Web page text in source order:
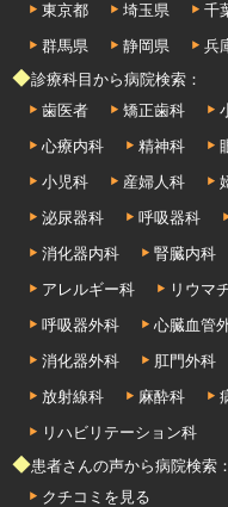
東京都
埼玉県 千
群馬県
静岡県 兵
◆診療科目から病院検索：
歯医者
矯正歯科
心療内科
精神科
小児科
産婦人科
泌尿器科
呼吸器科
消化器内科
腎臓内科
アレルギー科
リウマ
呼吸器外科
心臓血管
消化器外科
肛門外科
放射線科
麻酔科
リハビリテーション科
◆患者さんの声から病院検索：
クチコミを見る